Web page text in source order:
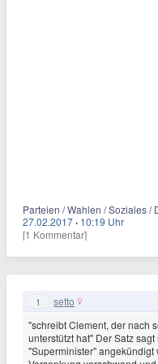
Parteien / Wahlen / Soziales /
27.02.2017 · 10:19 Uhr
[1 Kommentar]
1 setto
"schreibt Clement, der nach
unterstützt hat" Der Satz
"Superminister"